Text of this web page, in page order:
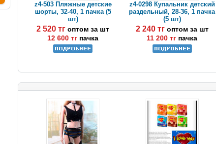
z4-503 Пляжные детские
шорты, 32-40, 1 пачка (5
шт)
2 520 тгоптом за шт
12 600 тг пачка
z4-0298 Купальник детский
раздельный, 28-36, 1 пачка
(5 шт)
2 240 тг оптом за шт
11 200 тг пачка